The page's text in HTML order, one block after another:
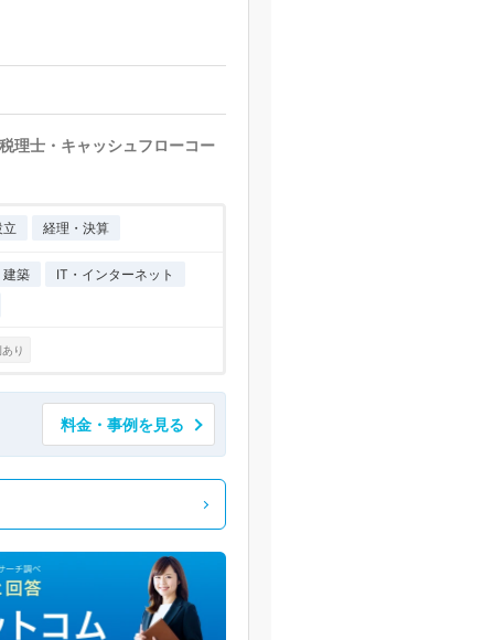
理士・キャッシュフローコー
経理・決算
建築 IT・インターネット
り
料金・事例を見る